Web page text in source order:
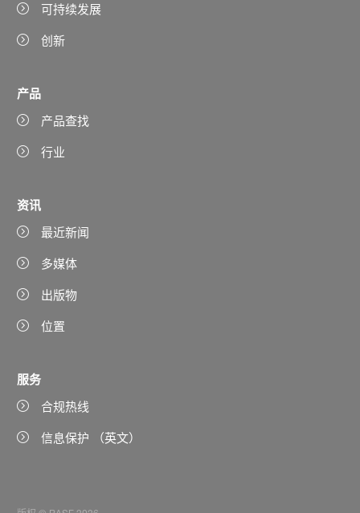
可持续发展
创新
产品
产品查找
行业
资讯
最近新闻
多媒体
出版物
位置
服务
合规热线
信息保护 （英文）